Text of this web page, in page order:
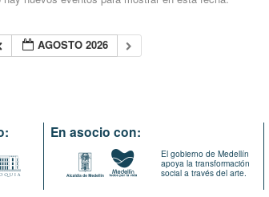
AGOSTO 2026
En asocio con:
El gobierno de Medellín
apoya la transformación
social a través del arte.